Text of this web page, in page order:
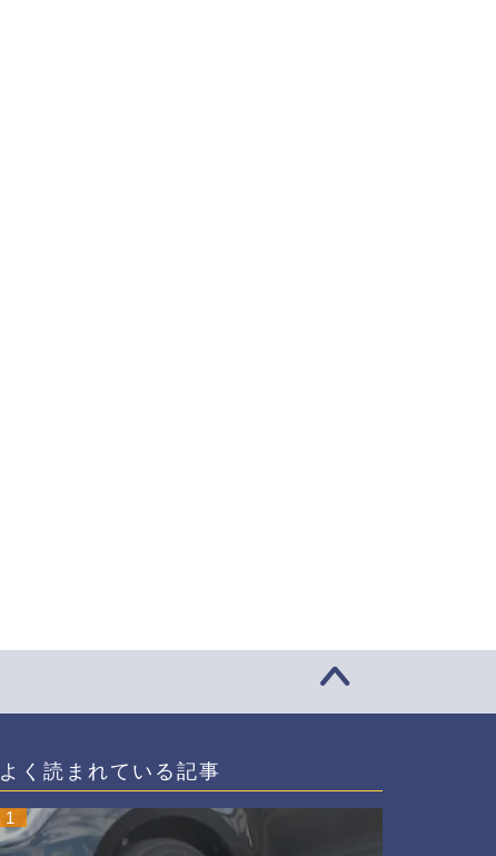
よく読まれている記事
1